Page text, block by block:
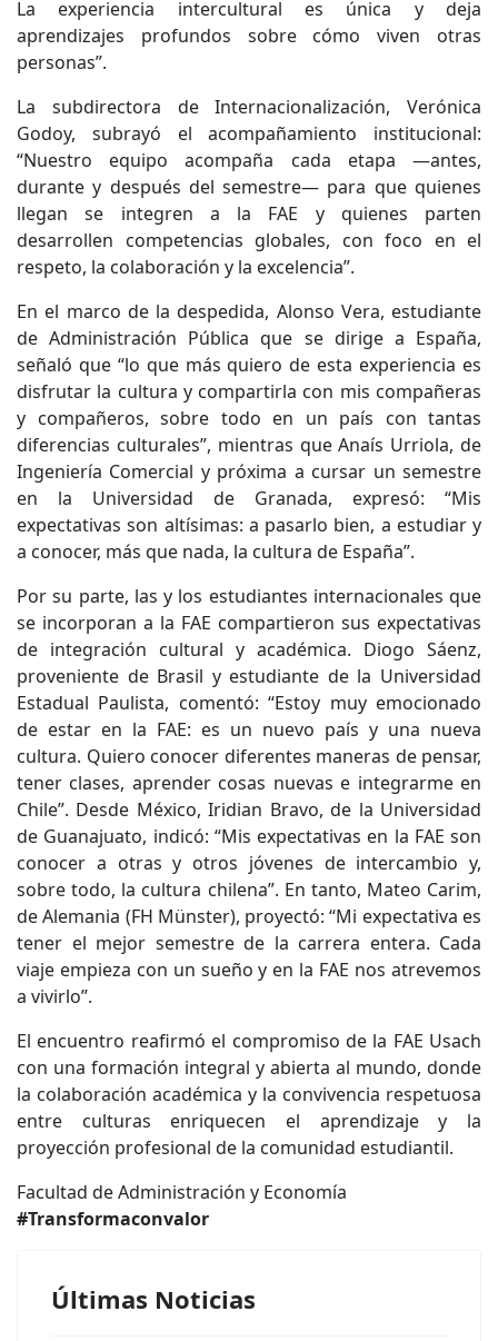
La experiencia intercultural es única y deja
aprendizajes profundos sobre cómo viven otras
personas”.
La subdirectora de Internacionalización, Verónica
Godoy, subrayó el acompañamiento institucional:
“Nuestro equipo acompaña cada etapa —antes,
durante y después del semestre— para que quienes
llegan se integren a la FAE y quienes parten
desarrollen competencias globales, con foco en el
respeto, la colaboración y la excelencia”.
En el marco de la despedida, Alonso Vera, estudiante
de Administración Pública que se dirige a España,
señaló que “lo que más quiero de esta experiencia es
disfrutar la cultura y compartirla con mis compañeras
y compañeros, sobre todo en un país con tantas
diferencias culturales”, mientras que Anaís Urriola, de
Ingeniería Comercial y próxima a cursar un semestre
en la Universidad de Granada, expresó: “Mis
expectativas son altísimas: a pasarlo bien, a estudiar y
a conocer, más que nada, la cultura de España”.
Por su parte, las y los estudiantes internacionales que
se incorporan a la FAE compartieron sus expectativas
de integración cultural y académica. Diogo Sáenz,
proveniente de Brasil y estudiante de la Universidad
Estadual Paulista, comentó: “Estoy muy emocionado
de estar en la FAE: es un nuevo país y una nueva
cultura. Quiero conocer diferentes maneras de pensar,
tener clases, aprender cosas nuevas e integrarme en
Chile”. Desde México, Iridian Bravo, de la Universidad
de Guanajuato, indicó: “Mis expectativas en la FAE son
conocer a otras y otros jóvenes de intercambio y,
sobre todo, la cultura chilena”. En tanto, Mateo Carim,
de Alemania (FH Münster), proyectó: “Mi expectativa es
tener el mejor semestre de la carrera entera. Cada
viaje empieza con un sueño y en la FAE nos atrevemos
a vivirlo”.
El encuentro reafirmó el compromiso de la FAE Usach
con una formación integral y abierta al mundo, donde
la colaboración académica y la convivencia respetuosa
entre culturas enriquecen el aprendizaje y la
proyección profesional de la comunidad estudiantil.
Facultad de Administración y Economía
#Transformaconvalor
Últimas Noticias